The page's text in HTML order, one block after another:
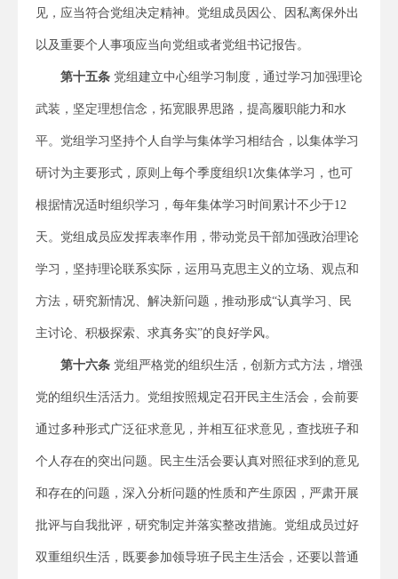
见，应当符合党组决定精神。党组成员因公、因私离保外出
以及重要个人事项应当向党组或者党组书记报告。
第十五条 党组建立中心组学习制度，通过学习加强理论
武装，坚定理想信念，拓宽眼界思路，提高履职能力和水
平。党组学习坚持个人自学与集体学习相结合，以集体学习
研讨为主要形式，原则上每个季度组织1次集体学习，也可
根据情况适时组织学习，每年集体学习时间累计不少于12
天。党组成员应发挥表率作用，带动党员干部加强政治理论
学习，坚持理论联系实际，运用马克思主义的立场、观点和
方法，研究新情况、解决新问题，推动形成“认真学习、民
主讨论、积极探索、求真务实”的良好学风。
第十六条 党组严格党的组织生活，创新方式方法，增强
党的组织生活活力。党组按照规定召开民主生活会，会前要
通过多种形式广泛征求意见，并相互征求意见，查找班子和
个人存在的突出问题。民主生活会要认真对照征求到的意见
和存在的问题，深入分析问题的性质和产生原因，严肃开展
批评与自我批评，研究制定并落实整改措施。党组成员过好
双重组织生活，既要参加领导班子民主生活会，还要以普通